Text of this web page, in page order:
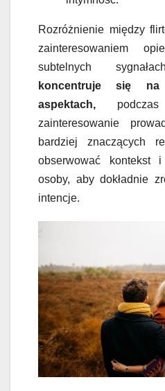
Rozróżnienie między
zainteresowaniem
subtelnych
koncentruje się na
aspektach, podczas
zainteresowanie
bardziej znaczących
obserwować kontekst
osoby, aby dokładnie
intencje.